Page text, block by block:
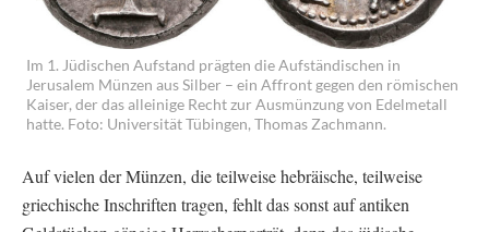
Im 1. Jüdischen Aufstand prägten die Aufständischen in
Jerusalem Münzen aus Silber – ein Affront gegen den römischen
Kaiser, der das alleinige Recht zur Ausmünzung von Edelmetall
hatte. Foto: Universität Tübingen, Thomas Zachmann.
Auf vielen der Münzen, die teilweise hebräische, teilweise
griechische Inschriften tragen, fehlt das sonst auf antiken